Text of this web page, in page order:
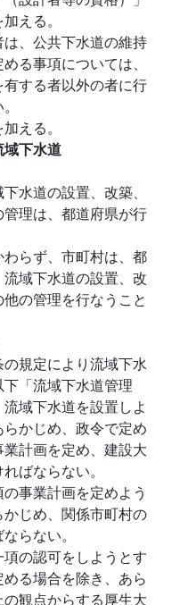
える。
、公共下水道の維持
る事項については、
する者以外の者に行
える。
下水道
水道の設置、改築、
理は、都道府県が行
らず、市町村は、都
域下水道の設置、改
の管理を行なうこと
の規定により流域下水
「流域下水道管理
域下水道を設置しよ
かじめ、政令で定め
計画を定め、建設大
ばならない。
事業計画を定めよう
じめ、関係市町村の
らない。
の認可をしようとす
る場合を除き、あら
観点からする厚生大